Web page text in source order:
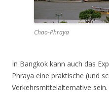
Chao-Phraya
In Bangkok kann auch das
Phraya eine praktische (und
Verkehrsmittelalternative